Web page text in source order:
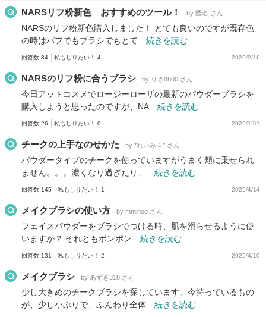
NARSリフ粉新色 おすすめのツール！ by 匿名 さん
NARSのリフ粉新色購入しました！ とても良いのですが既存色
の時はパフでもブラシでもとて… 続きを読む
回答数 34 私もしりたい！ 4 2026/2/16
NARSのリフ粉に合うブラシ by りさ8800 さん
今日アットコスメでロージーローザの最新のパウダーブラシを
購入しようと思ったのですが、NA… 続きを読む
回答数 26 私もしりたい！ 0 2025/12/1
チークの上手なのせかた by *れいみ☆* さん
パウダータイプのチークを使っていますがうまく頬に乗せられ
ません。。。濃くなり過ぎたり、… 続きを読む
回答数 145 私もしりたい！ 1 2025/4/14
メイクブラシの使い方 by mminoo さん
フェイスパウダーをブラシでつける時、肌を滑らせるように使
いますか？ それともポンポン… 続きを読む
回答数 131 私もしりたい！ 2 2025/4/10
メイクブラシ by あずき318 さん
少し大きめのチークブラシを探しています。今持っているもの
が、少し小ぶりで、ふんわり全体… 続きを読む